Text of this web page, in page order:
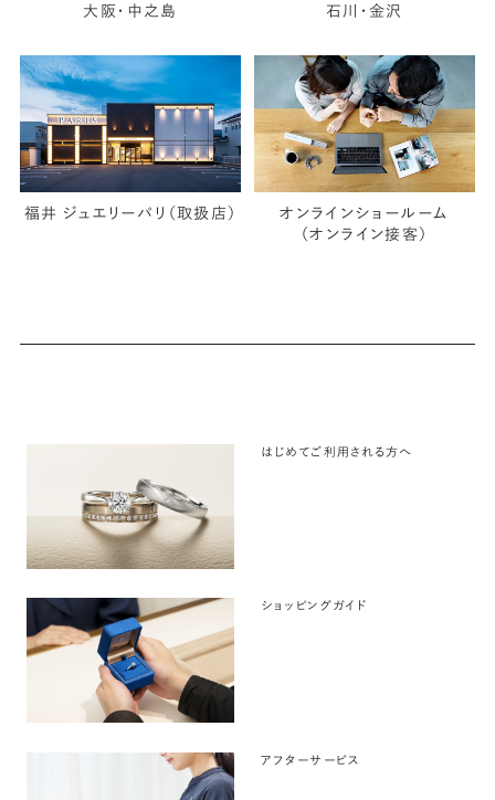
大阪・中之島 石川・金沢
福井 ジュエリーパリ（取扱店）
オンラインショールーム
（オンライン接客）
はじめてご利用される方へ
ショッピングガイド
アフターサービス